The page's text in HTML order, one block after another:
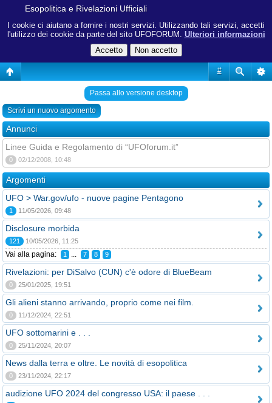
I cookie ci aiutano a fornire i nostri servizi. Utilizzando tali servizi, accetti
l'utilizzo dei cookie da parte del sito UFOFORUM. Ulteriori informazioni
#
Esopolitica e Rivelazioni Ufficiali
Passa allo versione desktop
Scrivi un nuovo argomento
Annunci
Linee Guida e Regolamento di “UFOforum.it”
0 02/12/2008, 10:48
Argomenti
UFO > War.gov/ufo - nuove pagine Pentagono
1 11/05/2026, 09:48
Disclosure morbida
121 10/05/2026, 11:25
Vai alla pagina: 1 ... 7 8 9
Rivelazioni: per DiSalvo (CUN) c'è odore di BlueBeam
0 25/01/2025, 19:51
Gli alieni stanno arrivando, proprio come nei film.
0 11/12/2024, 22:51
UFO sottomarini e . . .
0 25/11/2024, 20:07
News dalla terra e oltre. Le novità di esopolitica
0 23/11/2024, 22:17
audizione UFO 2024 del congresso USA: il paese . . .